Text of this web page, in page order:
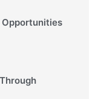
Opportunities